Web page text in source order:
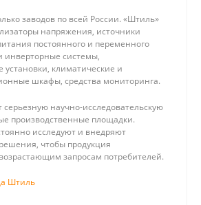
заводов по всей России. «Штиль»
напряжения, источники
постоянного и переменного
инверторные системы,
климатические и
шкафы, средства мониторинга.
научно-исследовательскую
производственные площадки.
исследуют и внедряют
чтобы продукция
запросам потребителей.
Штиль